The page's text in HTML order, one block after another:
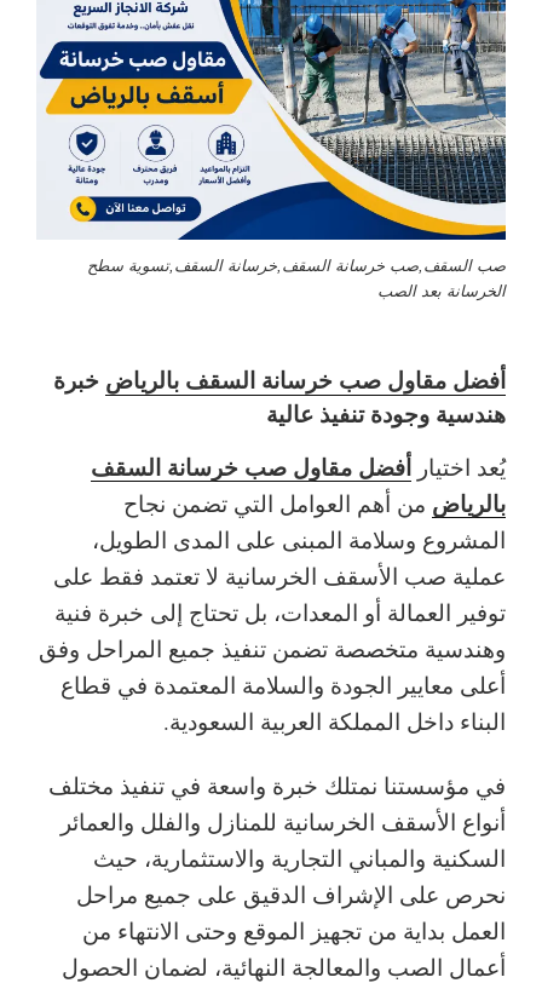
صب السقف,صب خرسانة السقف,خرسانة السقف,تسوية سطح
الخرسانة بعد الصب
أفضل مقاول صب خرسانة السقف بالرياض خبرة
هندسية وجودة تنفيذ عالية
يُعد اختيار أفضل مقاول صب خرسانة السقف
بالرياض من أهم العوامل التي تضمن نجاح
المشروع وسلامة المبنى على المدى الطويل،
عملية صب الأسقف الخرسانية لا تعتمد فقط على
توفير العمالة أو المعدات، بل تحتاج إلى خبرة فنية
وهندسية متخصصة تضمن تنفيذ جميع المراحل وفق
أعلى معايير الجودة والسلامة المعتمدة في قطاع
البناء داخل المملكة العربية السعودية.
في مؤسستنا نمتلك خبرة واسعة في تنفيذ مختلف
أنواع الأسقف الخرسانية للمنازل والفلل والعمائر
السكنية والمباني التجارية والاستثمارية، حيث
نحرص على الإشراف الدقيق على جميع مراحل
العمل بداية من تجهيز الموقع وحتى الانتهاء من
أعمال الصب والمعالجة النهائية، لضمان الحصول